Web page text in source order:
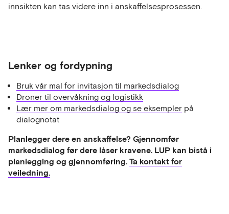
innsikten kan tas videre inn i anskaffelsesprosessen.
Lenker og fordypning
Bruk vår mal for invitasjon til markedsdialog
Droner til overvåkning og logistikk
Lær mer om markedsdialog og se eksempler på
dialognotat
Planlegger dere en anskaffelse? Gjennomfør
markedsdialog før dere låser kravene. LUP kan bistå i
planlegging og gjennomføring. Ta kontakt for
veiledning.